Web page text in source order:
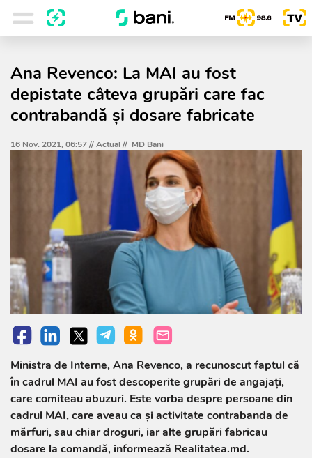
Ana Revenco: La MAI au fost
depistate câteva grupări care fac
contrabandă și dosare fabricate
16 Nov. 2021, 06:57 //Actual// MD Bani
Ministra de Interne, Ana Revenco, a recunoscut faptul că
în cadrul MAI au fost descoperite grupări de angajați,
care comiteau abuzuri. Este vorba despre persoane din
cadrul MAI, care aveau ca și activitate contrabanda de
mărfuri, sau chiar droguri, iar alte grupări fabricau
dosare la comandă, informează Realitatea.md.